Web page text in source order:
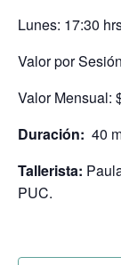
Lunes: 17:30
Valor por
Valor Mensual:
Duración: 40
Tallerista:
PUC.